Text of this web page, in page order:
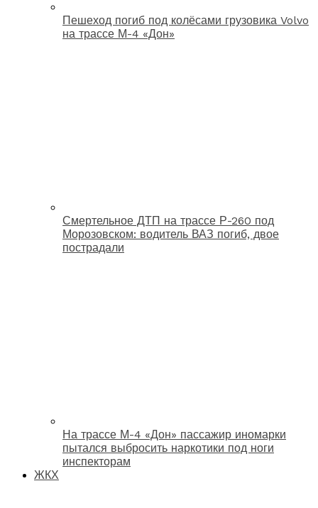
Пешеход погиб под колёсами грузовика Volvo
на трассе М-4 «Дон»
Смертельное ДТП на трассе Р-260 под
Морозовском: водитель ВАЗ погиб, двое
пострадали
На трассе М-4 «Дон» пассажир иномарки
пытался выбросить наркотики под ноги
инспекторам
ЖКХ